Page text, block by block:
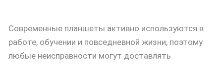
Современные планшеты активно используются в
работе, обучении и повседневной жизни, поэтому
любые неисправности могут доставлять